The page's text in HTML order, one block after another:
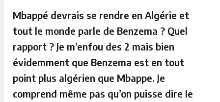
Mbappé devrais se rendre en Algérie et
tout le monde parle de Benzema ? Quel
rapport ? Je m’enfou des 2 mais bien
évidemment que Benzema est en tout
point plus algérien que Mbappe. Je
comprend même pas qu’on puisse dire le